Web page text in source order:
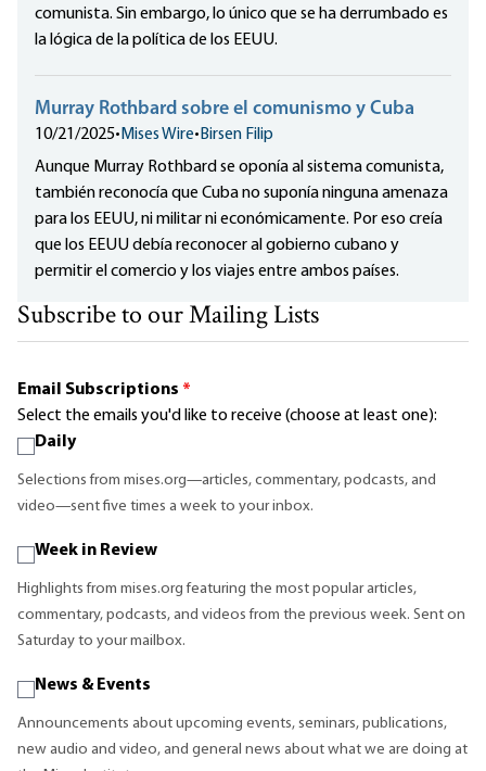
comunista. Sin embargo, lo único que se ha derrumbado es
la lógica de la política de los EEUU.
Murray Rothbard sobre el comunismo y Cuba
10/21/2025• Mises Wire• Birsen Filip
Aunque Murray Rothbard se oponía al sistema comunista,
también reconocía que Cuba no suponía ninguna amenaza
para los EEUU, ni militar ni económicamente. Por eso creía
que los EEUU debía reconocer al gobierno cubano y
permitir el comercio y los viajes entre ambos países.
Subscribe to our Mailing Lists
Email Subscriptions *
Select the emails you'd like to receive (choose at least one):
Daily
Selections from mises.org—articles, commentary, podcasts, and
video—sent five times a week to your inbox.
Week in Review
Highlights from mises.org featuring the most popular articles,
commentary, podcasts, and videos from the previous week. Sent on
Saturday to your mailbox.
News & Events
Announcements about upcoming events, seminars, publications,
new audio and video, and general news about what we are doing at